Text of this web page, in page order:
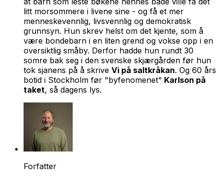
litt morsommere i livene sine - og få et mer
menneskevennlig, livsvennlig og demokratisk
grunnsyn. Hun skrev helst om det kjente, som å
være bondebarn i en liten grend og vokse opp i en
oversiktlig småby. Derfor hadde hun rundt 30
somre bak seg i den svenske skjærgården før hun
tok sjanens på å skrive Vi på saltkråkan. Og 60 års
botid i Stockholm før "byfenomenet" Karlson på
taket, så dagens lys.
Forfatter